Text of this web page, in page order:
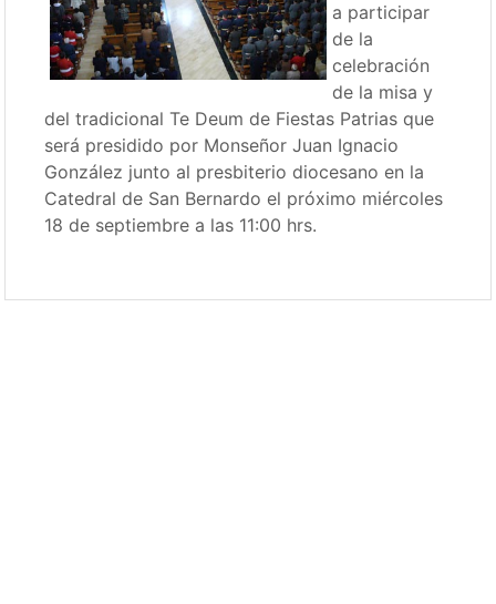
a participar
de la
celebración
de la misa y
del tradicional Te Deum de Fiestas Patrias que
será presidido por Monseñor Juan Ignacio
González junto al presbiterio diocesano en la
Catedral de San Bernardo el próximo miércoles
18 de septiembre a las 11:00 hrs.